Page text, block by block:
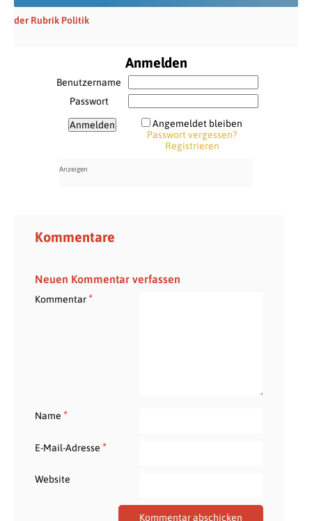
der Rubrik Politik
Anmelden
Benutzername
Passwort
Angemeldet bleiben
Passwort vergessen?
Registrieren
Kommentare
Neuen Kommentar verfassen
Kommentar*
Name *
E-Mail-Adresse *
Website